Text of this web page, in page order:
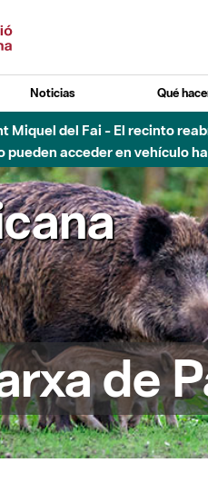
Noticias Qué
Miquel del Fai - El recinto
acceder en vehículo
de